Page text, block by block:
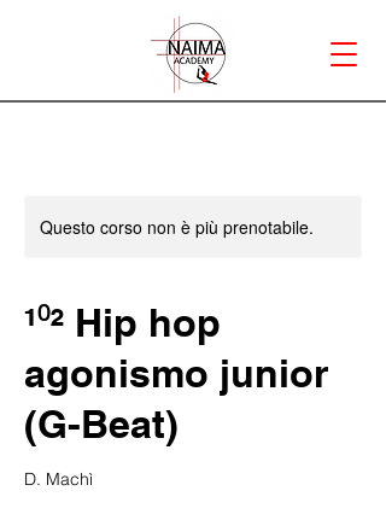
Questo corso non è più prenotabile.
¹⁰² Hip hop
agonismo junior
(G-Beat)
D. Machì